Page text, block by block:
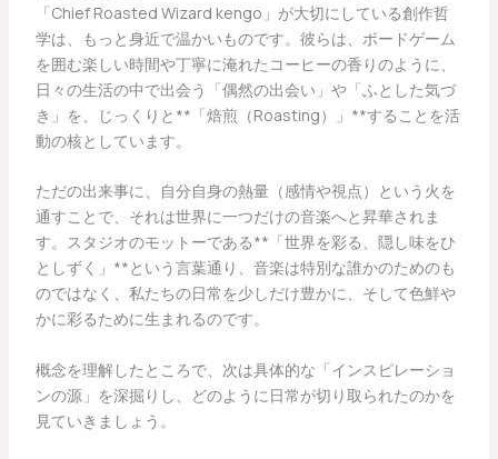
「Chief Roasted Wizard kengo」が大切にしている創作哲
学は、もっと身近で温かいものです。彼らは、ボードゲーム
を囲む楽しい時間や丁寧に淹れたコーヒーの香りのように、
日々の生活の中で出会う「偶然の出会い」や「ふとした気づ
き」を、じっくりと**「焙煎（Roasting）」**することを活
動の核としています。
ただの出来事に、自分自身の熱量（感情や視点）という火を
通すことで、それは世界に一つだけの音楽へと昇華されま
す。スタジオのモットーである**「世界を彩る、隠し味をひ
としずく」**という言葉通り、音楽は特別な誰かのためのも
のではなく、私たちの日常を少しだけ豊かに、そして色鮮や
かに彩るために生まれるのです。
概念を理解したところで、次は具体的な「インスピレーショ
ンの源」を深掘りし、どのように日常が切り取られたのかを
見ていきましょう。